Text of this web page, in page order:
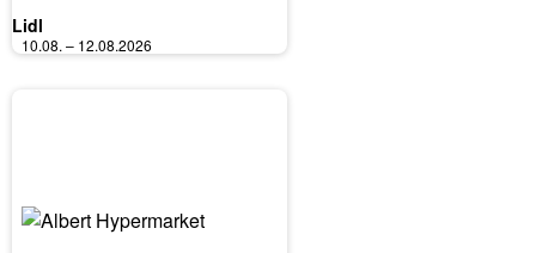
Lidl
10.08. – 12.08.2026